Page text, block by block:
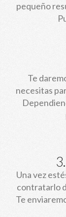
pequeño
Te
necesitas
Una vez
contratarlo
Te